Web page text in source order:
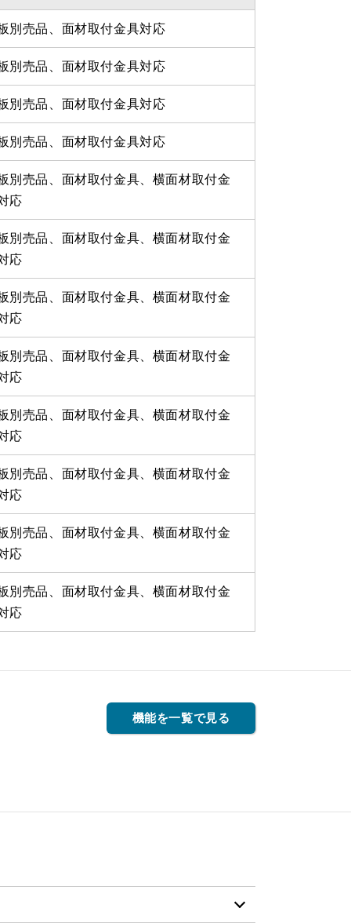
別売品、面材取付金具対応
別売品、面材取付金具対応
別売品、面材取付金具対応
別売品、面材取付金具対応
別売品、面材取付金具、横面材取付金
応
別売品、面材取付金具、横面材取付金
応
別売品、面材取付金具、横面材取付金
応
別売品、面材取付金具、横面材取付金
応
別売品、面材取付金具、横面材取付金
応
別売品、面材取付金具、横面材取付金
応
別売品、面材取付金具、横面材取付金
応
別売品、面材取付金具、横面材取付金
応
機能を一覧で見る